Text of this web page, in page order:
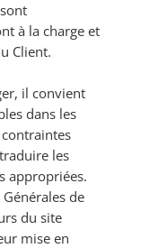
à la charge et
Client.
il convient
dans les
les
appropriées.
de
du site
mise en